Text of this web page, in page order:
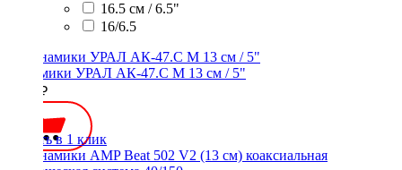
16.5 см / 6.5"
16/6.5
Динамики УРАЛ АК-47.С М 13 см / 5"
5990 ₽
Купить в 1 клик